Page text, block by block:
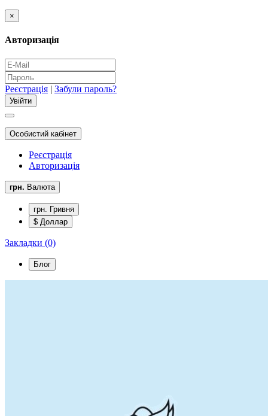
×
Авторизація
Реєстрація | Забули пароль?
Особистий кабінет
Реєстрація
Авторизація
грн. Валюта
грн. Гривня
$ Доллар
Закладки (0)
Блог